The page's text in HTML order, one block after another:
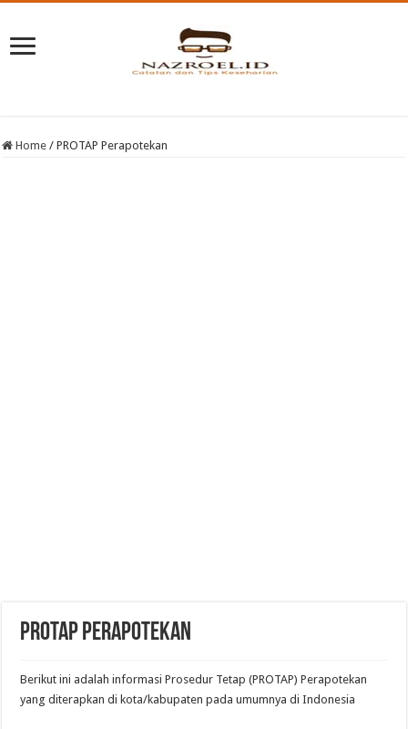
Home / PROTAP Perapotekan
PROTAP Perapotekan
Berikut ini adalah informasi Prosedur Tetap (PROTAP) Perapotekan
yang diterapkan di kota/kabupaten pada umumnya di Indonesia